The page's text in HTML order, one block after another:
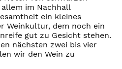
im Nachhall
ein kleines
Weinkultur, dem noch ein
gut zu Gesicht stehen.
nächsten zwei bis vier
wir den Wein zu